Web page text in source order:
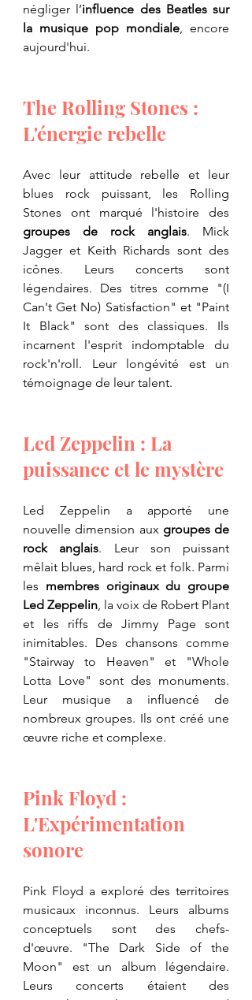
négliger l’influence des Beatles sur
la musique pop mondiale, encore
aujourd'hui.
The Rolling Stones :
L'énergie rebelle
Avec leur attitude rebelle et leur
blues rock puissant, les Rolling
groupes de rock anglais. Mick
Jagger et Keith Richards sont des
icônes. Leurs concerts sont
légendaires. Des titres comme "(I
Can't Get No) Satisfaction" et "Paint
It Black" sont des classiques. Ils
incarnent l'esprit indomptable du
rock'n'roll. Leur longévité est un
témoignage de leur talent.
Led Zeppelin : La
puissance et le mystère
Led Zeppelin a apporté une
nouvelle dimension aux groupes de
rock anglais. Leur son puissant
mêlait blues, hard rock et folk. Parmi
les membres originaux du groupe
Led Zeppelin, la voix de Robert Plant
et les riffs de Jimmy Page sont
inimitables. Des chansons comme
"Stairway to Heaven" et "Whole
Lotta Love" sont des monuments.
Leur musique a influencé de
nombreux groupes. Ils ont créé une
œuvre riche et complexe.
Pink Floyd :
L'Expérimentation
sonore
Pink Floyd a exploré des territoires
musicaux inconnus. Leurs albums
conceptuels sont des chefs-
d'œuvre. "The Dark Side of the
Moon" est un album légendaire.
Leurs concerts étaient des